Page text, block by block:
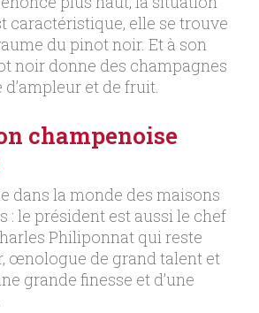
caractéristique, elle se trouve
du pinot noir. Et à son
noir donne des champagnes
et de fruit.
champenoise
dans la monde des maisons
: le président est aussi le chef
Philiponnat qui reste
œnologue de grand talent et
grande finesse et d’une